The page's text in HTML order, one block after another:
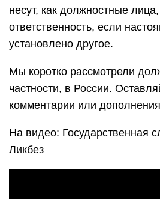
несут, как должностные
ответственность, если
установлено другое.
Мы коротко рассмотрели
частности, в России.
комментарии или
На видео: Государственная
Ликбез